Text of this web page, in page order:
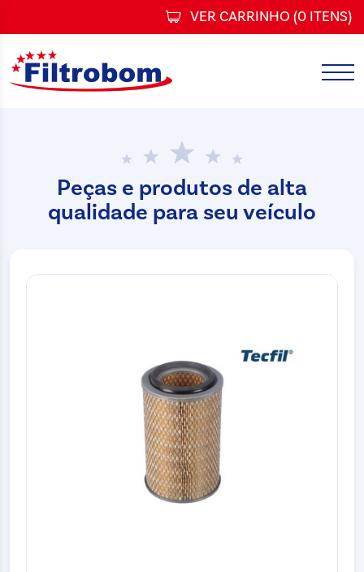
VER CARRINHO (0 ITENS)
Peças e produtos de alta
qualidade para seu veículo